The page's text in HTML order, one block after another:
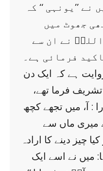
’’یونہی ‘‘ کہ
جھوٹ میں
نے ان سے
فرمائی ہے۔
ہے کہ ایک دن
فرما تھے،
: آ، میں تجھے کچھ
میری ماں سے
چیز دینے کا ارادہ
میں نے اسے ایک